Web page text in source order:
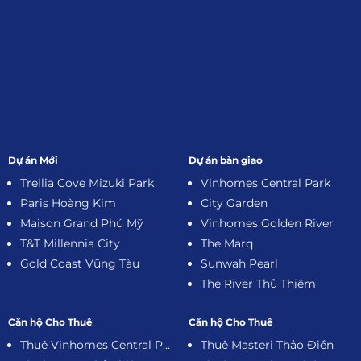
Dự án Mới
Trellia Cove Mizuki Park
Paris Hoàng Kim
Maison Grand Phú Mỹ
T&T Millennia City
Gold Coast Vũng Tàu
Dự án bàn giao
Vinhomes Central Park
City Garden
Vinhomes Golden River
The Marq
Sunwah Pearl
The River Thủ Thiêm
Căn hộ Cho Thuê
Thuê Vinhomes Central Park
Căn hộ Cho Thuê
Thuê Masteri Thảo Điền